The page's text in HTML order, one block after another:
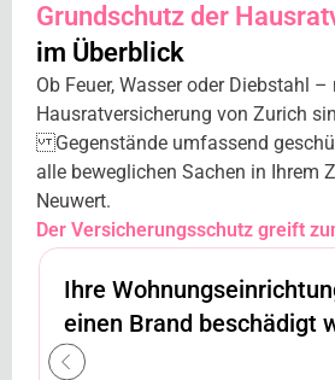
Grundschutz der
im Überblick
Ob Feuer, Wasser oder Diebstahl –
Hausratversicherung von Zurich
Gegenstände umfassend
alle beweglichen Sachen in Ihrem
Neuwert.
Der Versicherungsschutz greift
Ihre
einen Brand beschädigt